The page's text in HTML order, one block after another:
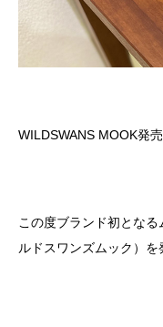
WILDSWANS MOOK発
この度ブランド初となる
ルドスワンズムック）を